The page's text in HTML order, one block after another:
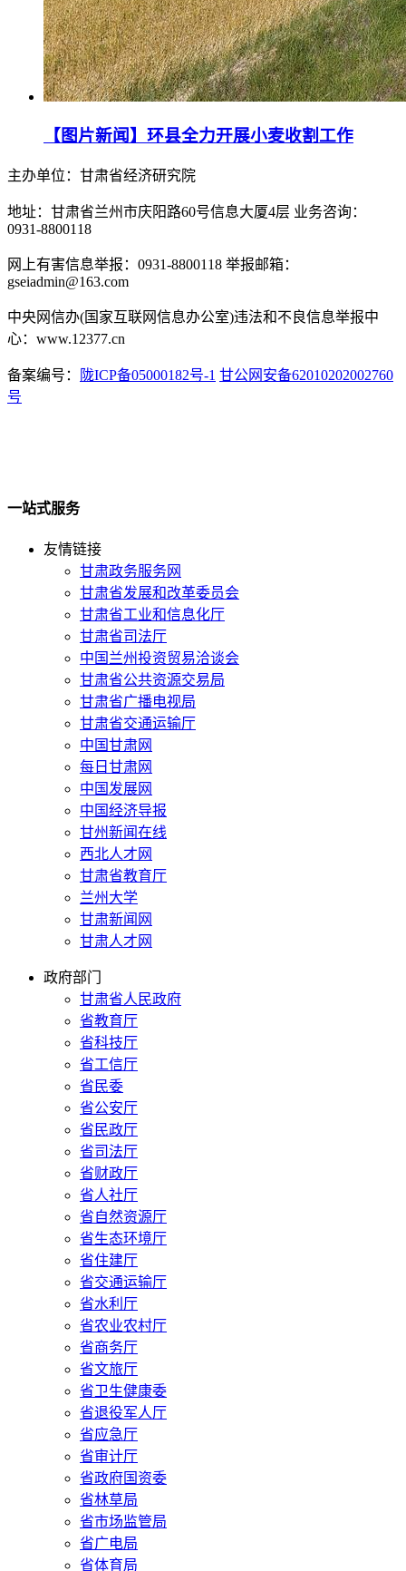
【图片新闻】环县全力开展小麦收割工作
主办单位：甘肃省经济研究院
地址：甘肃省兰州市庆阳路60号信息大厦4层 业务咨询：
0931-8800118
网上有害信息举报：0931-8800118 举报邮箱：
gseiadmin@163.com
中央网信办(国家互联网信息办公室)违法和不良信息举报中
心：www.12377.cn
备案编号： 陇ICP备05000182号-1 甘公网安备62010202002760
号
一站式服务
友情链接
甘肃政务服务网
甘肃省发展和改革委员会
甘肃省工业和信息化厅
甘肃省司法厅
中国兰州投资贸易洽谈会
甘肃省公共资源交易局
甘肃省广播电视局
甘肃省交通运输厅
中国甘肃网
每日甘肃网
中国发展网
中国经济导报
甘州新闻在线
西北人才网
甘肃省教育厅
兰州大学
甘肃新闻网
甘肃人才网
政府部门
甘肃省人民政府
省教育厅
省科技厅
省工信厅
省民委
省公安厅
省民政厅
省司法厅
省财政厅
省人社厅
省自然资源厅
省生态环境厅
省住建厅
省交通运输厅
省水利厅
省农业农村厅
省商务厅
省文旅厅
省卫生健康委
省退役军人厅
省应急厅
省审计厅
省政府国资委
省林草局
省市场监管局
省广电局
省体育局